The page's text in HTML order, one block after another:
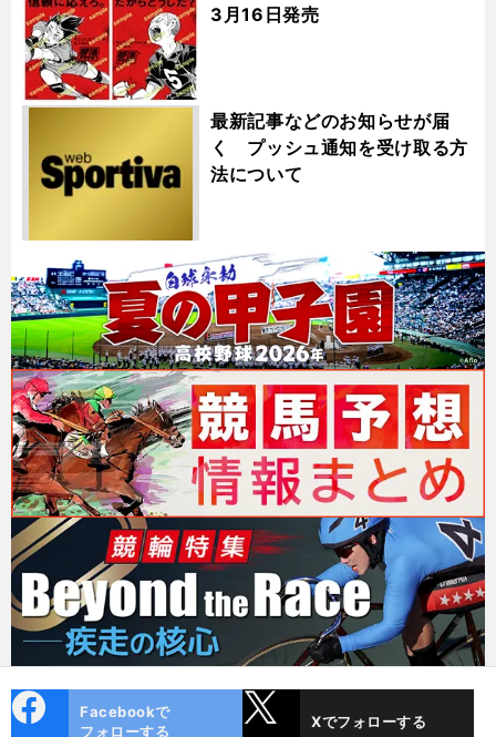
3月16日発売
最新記事などのお知らせが届
く プッシュ通知を受け取る方
法について
ok
Facebookで
フォローする
Xでフォローする